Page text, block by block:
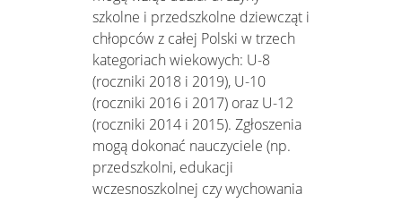
szkolne i przedszkolne dziewcząt i
chłopców z całej Polski w trzech
kategoriach wiekowych: U-8
(roczniki 2018 i 2019), U-10
(roczniki 2016 i 2017) oraz U-12
(roczniki 2014 i 2015). Zgłoszenia
mogą dokonać nauczyciele (np.
przedszkolni, edukacji
wczesnoszkolnej czy wychowania